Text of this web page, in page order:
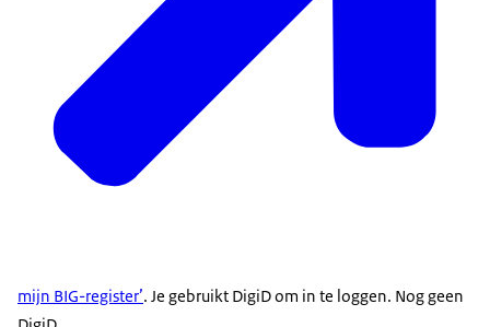
mijn BIG-register’. Je gebruikt DigiD om in te loggen. Nog geen